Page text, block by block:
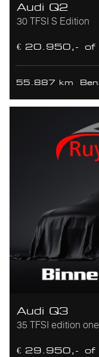
Audi Q2
30 TFSI S Edition
€ 20.950,- of
55.887 km
Audi Q3
35 TFSI edition one
€ 29.950,- of